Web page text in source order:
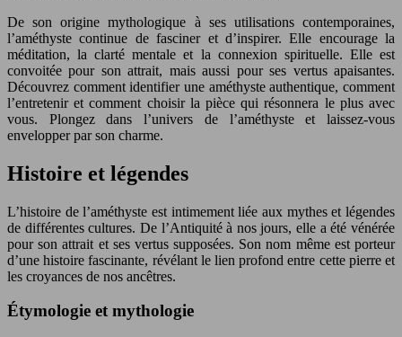
De son origine mythologique à ses utilisations contemporaines,
l’améthyste continue de fasciner et d’inspirer. Elle encourage la
méditation, la clarté mentale et la connexion spirituelle. Elle est
convoitée pour son attrait, mais aussi pour ses vertus apaisantes.
Découvrez comment identifier une améthyste authentique, comment
l’entretenir et comment choisir la pièce qui résonnera le plus avec
vous. Plongez dans l’univers de l’améthyste et laissez-vous
envelopper par son charme.
Histoire et légendes
L’histoire de l’améthyste est intimement liée aux mythes et légendes
de différentes cultures. De l’Antiquité à nos jours, elle a été vénérée
pour son attrait et ses vertus supposées. Son nom même est porteur
d’une histoire fascinante, révélant le lien profond entre cette pierre et
les croyances de nos ancêtres.
Étymologie et mythologie